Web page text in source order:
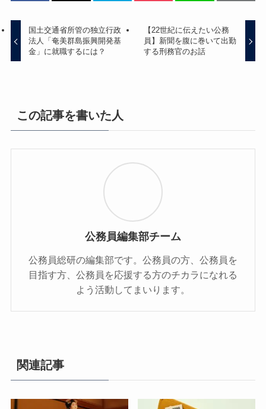
国土交通省所管の独立行政
法人「奄美群島振興開発基
金」に就職するには？
【22世紀に伝えたい公務
員】新聞を腹に巻いて出勤
する刑務官のお話
この記事を書いた人
公務員編集部チーム
公務員総研の編集部です。公務員の方、公務員を
目指す方、公務員を応援する方のチカラになれる
よう活動してまいります。
関連記事